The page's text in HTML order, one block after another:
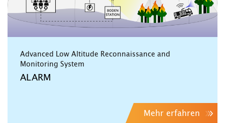
Advanced Low Altitude Reconnaissance and
Monitoring System
ALARM
Mehr erfahren